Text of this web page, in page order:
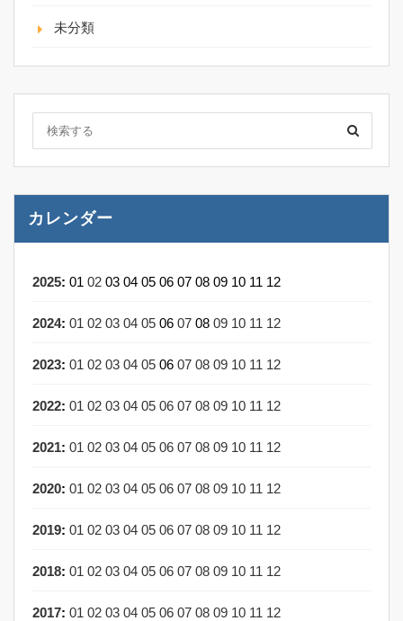
未分類
カレンダー
2025: 01 02 03 04 05 06 07 08 09 10 11 12
2024: 01 02 03 04 05 06 07 08 09 10 11 12
2023: 01 02 03 04 05 06 07 08 09 10 11 12
2022: 01 02 03 04 05 06 07 08 09 10 11 12
2021: 01 02 03 04 05 06 07 08 09 10 11 12
2020: 01 02 03 04 05 06 07 08 09 10 11 12
2019: 01 02 03 04 05 06 07 08 09 10 11 12
2018: 01 02 03 04 05 06 07 08 09 10 11 12
2017: 01 02 03 04 05 06 07 08 09 10 11 12